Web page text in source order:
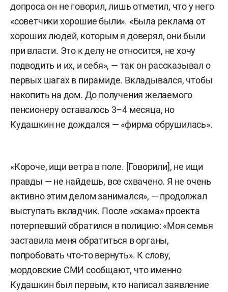
допроса он не говорил, лишь отметил, что у него
«советчики хорошие были». «Была реклама от
хороших людей, которым я доверял, они были
при власти. Это к делу не относится, не хочу
подводить и их, и себя», — так он рассказывал о
первых шагах в пирамиде. Вкладывался, чтобы
накопить на дом. До получения желаемого
пенсионеру оставалось 3–4 месяца, но
Кудашкин не дождался — «фирма обрушилась».
«Короче, ищи ветра в поле. [Говорили], не ищи
правды — не найдешь, все схвачено. Я не очень
активно этим делом занимался», — продолжал
выступать вкладчик. После «скама» проекта
потерпевший обратился в полицию: «Моя семья
заставила меня обратиться в органы,
попробовать что-то вернуть». К слову,
мордовские СМИ сообщают, что именно
Кудашкин был первым, кто написал заявление